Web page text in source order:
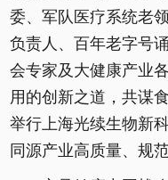
委、军队医疗系统老
负责人、百年老字号
会专家及大健康产业
用的创新之道，共谋
举行上海光续生物新
同源产业高质量、规